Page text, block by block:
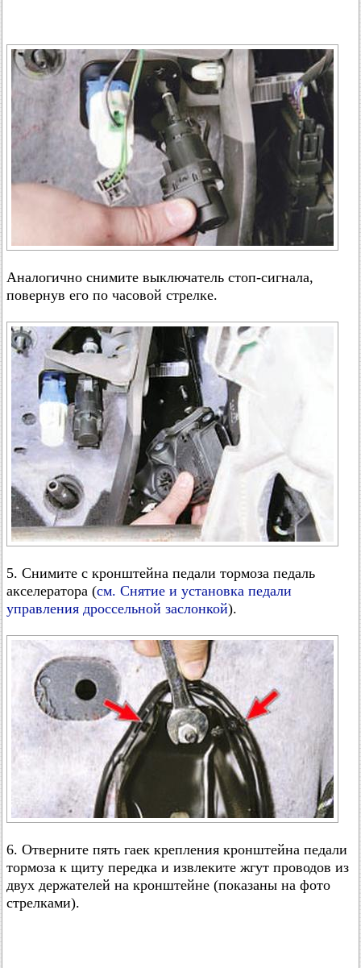
Аналогично снимите выключатель стоп-сигнала,
повернув его по часовой стрелке.
5. Снимите с кронштейна педали тормоза педаль
акселератора (см. Снятие и установка педали
управления дроссельной заслонкой).
6. Отверните пять гаек крепления кронштейна педали
тормоза к щиту передка и извлеките жгут проводов из
двух держателей на кронштейне (показаны на фото
стрелками).